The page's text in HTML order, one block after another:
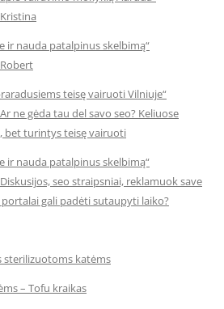
ir nauda patalpinus skelbimą“
teisę vairuoti Vilniuje“
ne gėda tau del savo seo? Keliuose
bet turintys teisę vairuoti
ir nauda patalpinus skelbimą“
seo straipsniai, reklamuok save
gali padėti sutaupyti laiko?
sterilizuotoms katėms
– Tofu kraikas